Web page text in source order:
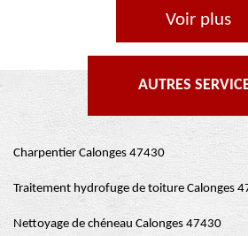
Voir plus
AUTRES
Charpentier Calonges 47430
Traitement hydrofuge de toiture Calonges
Nettoyage de chéneau Calonges 47430